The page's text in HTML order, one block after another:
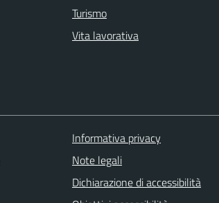
Turismo
Vita lavorativa
Informativa privacy
Note legali
Dichiarazione di accessibilità